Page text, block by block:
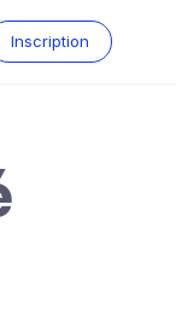
Inscription